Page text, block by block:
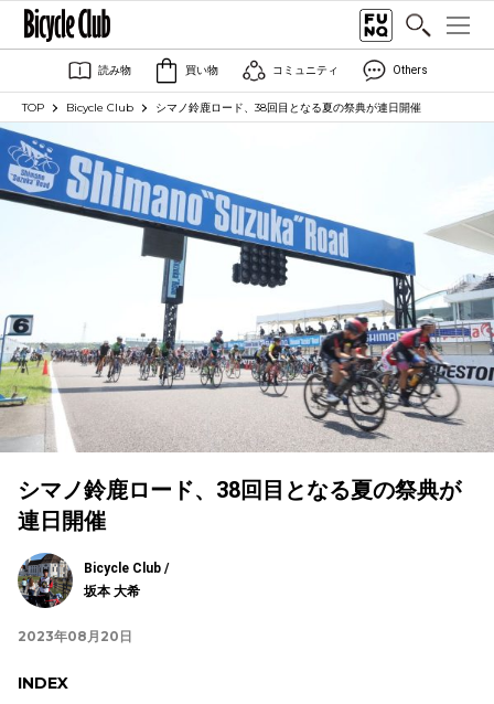
読み物 買い物 コミュニティ Others
TOP Bicycle Club シマノ鈴鹿ロード、38回目となる夏の祭典が連日開催
シマノ鈴鹿ロード、38回目となる夏の祭典が
連日開催
Bicycle Club /
坂本 大希
2023年08月20日
INDEX